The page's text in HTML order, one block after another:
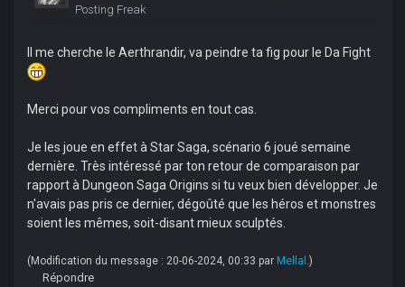
Posting Freak
Il me cherche le Aerthrandir, va peindre ta fig pour le Da Fight
Merci pour vos compliments en tout cas.
Je les joue en effet à Star Saga, scénario 6 joué semaine
dernière. Très intéressé par ton retour de comparaison par
rapport à Dungeon Saga Origins si tu veux bien développer. Je
n'avais pas pris ce dernier, dégoûté que les héros et monstres
soient les mêmes, soit-disant mieux sculptés.
(Modification du message : 20-06-2024, 00:33 par Mellal .)
Répondre